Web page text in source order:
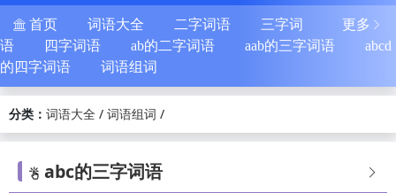
更多 
 首页 词语大全 二字词语
三字词
语
四字词语 ab的二字词语 aab的三字词语
abcd
的四字词语
词语组词
分类： 词语大全 / 词语组词 /

 abc的三字词语